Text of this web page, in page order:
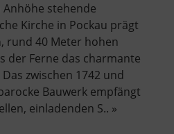
stehende
Kirche in Pockau prägt
rund 40 Meter hohen
der Ferne das charmante
zwischen 1742 und
Bauwerk empfängt
einladenden S.. »